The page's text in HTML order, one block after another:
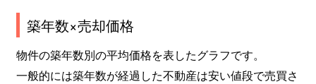
築年数×売却価格
物件の築年数別の平均価格を表したグラフです。
一般的には築年数が経過した不動産は安い値段で売買さ